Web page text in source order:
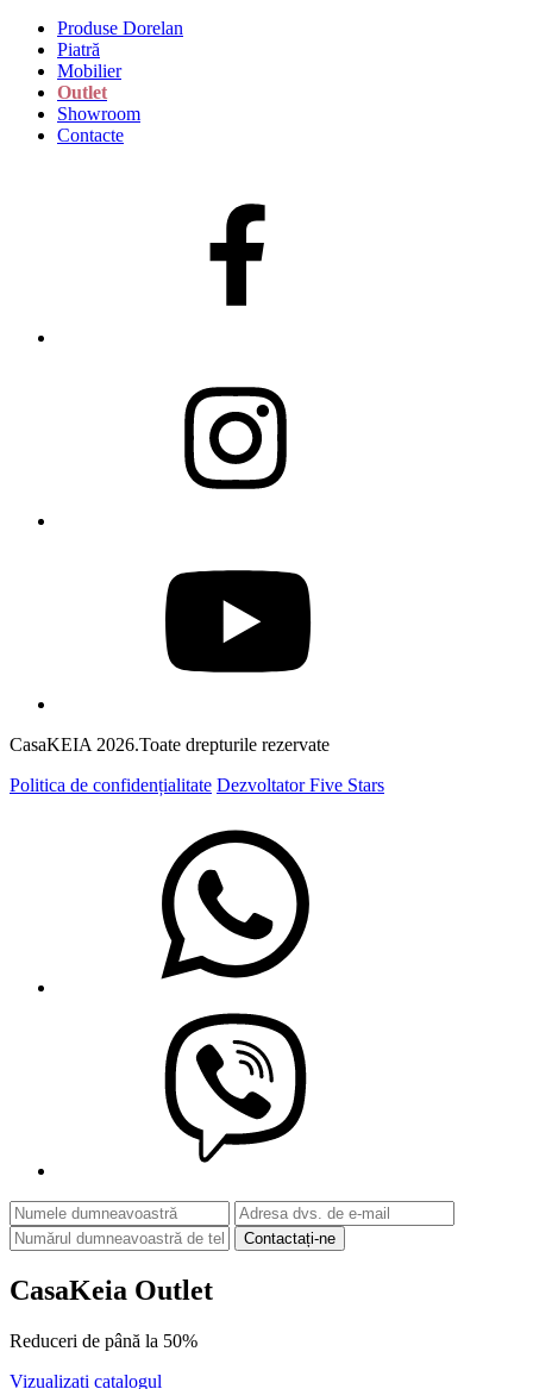
Produse Dorelan
Piatră
Mobilier
Outlet
Showroom
Contacte
CasaKEIA 2026.Toate drepturile rezervate
Politica de confidențialitate Dezvoltator Five Stars
Contactați-ne
CasaKeia Outlet
Reduceri de până la 50%
Vizualizați catalogul